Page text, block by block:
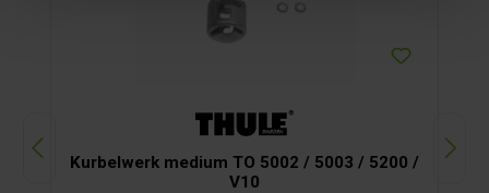
Kurbelwerk medium TO 5002 / 5003 / 5200 /
V10